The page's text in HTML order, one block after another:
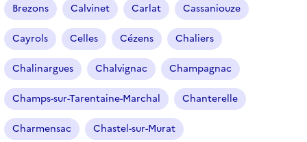
Brezons Calvinet Carlat Cassaniouze
Cayrols Celles Cézens Chaliers
Chalinargues Chalvignac Champagnac
Champs-sur-Tarentaine-Marchal Chanterelle
Charmensac Chastel-sur-Murat